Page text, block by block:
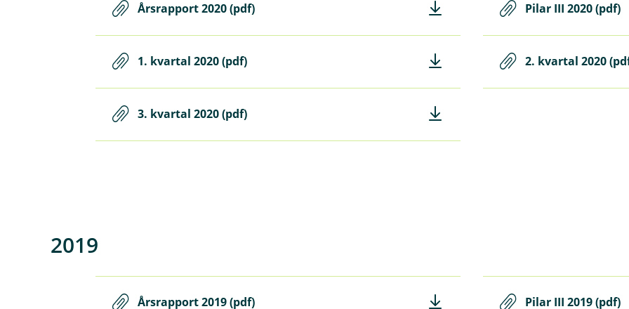
Årsrapport 2020 (pdf) Pilar III 2020 (pdf)
1. kvartal 2020 (pdf) 2. kvartal 2020
3. kvartal 2020 (pdf)
2019
Årsrapport 2019 (pdf) Pilar III 2019 (pdf)